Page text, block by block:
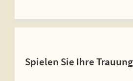
Spielen Sie Ihre